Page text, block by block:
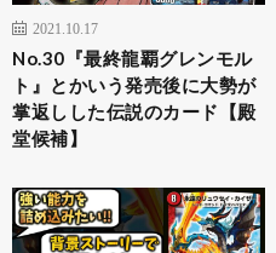
2021.10.17
No.30『最終龍覇グレンモル
ト』とかいう発売後に大勢が
掌返しした伝説のカード【殿
堂候補】